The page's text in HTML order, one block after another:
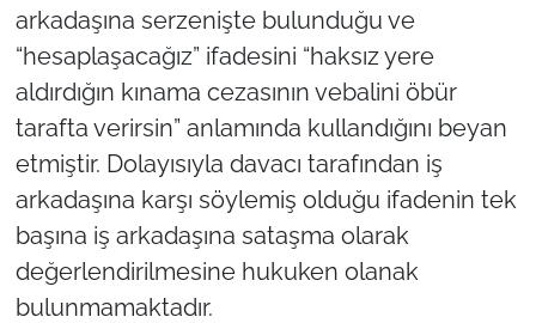
arkadaşına serzenişte bulunduğu ve
“hesaplaşacağız” ifadesini “haksız yere
aldırdığın kınama cezasının vebalini öbür
tarafta verirsin” anlamında kullandığını beyan
etmiştir. Dolayısıyla davacı tarafından iş
arkadaşına karşı söylemiş olduğu ifadenin tek
başına iş arkadaşına sataşma olarak
değerlendirilmesine hukuken olanak
bulunmamaktadır.